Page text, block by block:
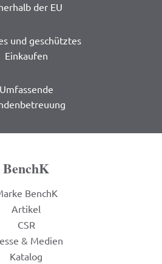
der EU
und geschütztes
Einkaufen
Umfassende
BenchK
BenchK
Artikel
CSR
& Medien
Katalog